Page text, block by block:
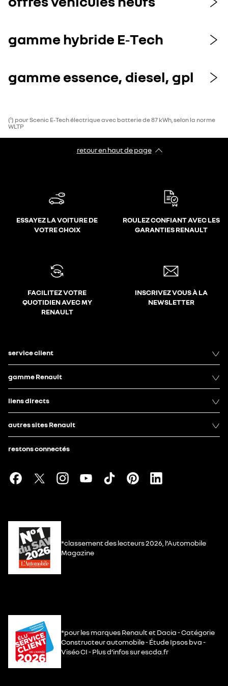
gamme hybride E‑Tech
gamme essence, diesel, gpl
(¹) pour Scenic E‑Tech électrique avec batterie de 87 kWh, selon la norme
WLTP
retour en haut de page​
ESSAYEZ LA VOITURE DE
VOTRE CHOIX
ROULEZ CONFIANT AVEC LES
GARANTIES RENAULT
FACILITEZ VOTRE
QUOTIDIEN AVEC MY
RENAULT
INSCRIVEZ VOUS À LA
NEWSLETTER
service client
gamme Renault
liens directs
autres sites Renault
restons connectés
*classement des lecteurs 2026, l’Automobile
Magazine
*pour les marques Renault et Dacia - Catégorie
Constructeur automobile - Étude Ipsos bva -
Viséo CI - Plus d’infos sur escda.fr